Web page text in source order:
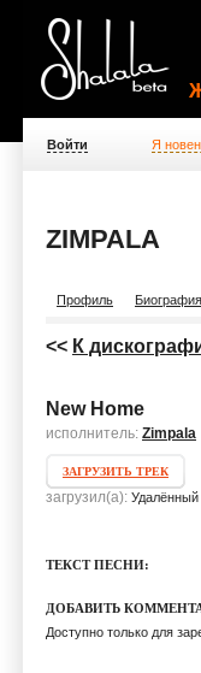
Войти Я
ZIMPALA
Профиль Биография
<< К
New Home
исполнитель: Zimpala
ЗАГРУЗИТЬ ТРЕК
загрузил(а): Удалённый
ТЕКСТ ПЕСНИ:
ДОБАВИТЬ
Доступно только для